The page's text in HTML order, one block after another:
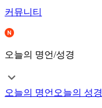
커뮤니티
오늘의 명언/성경
오늘의 명언 오늘의 성경